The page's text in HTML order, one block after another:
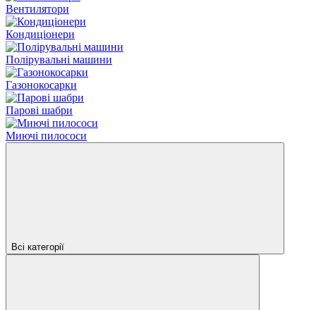
Вентилятори
Кондиціонери
Полірувальні машини
Газонокосарки
Парові шабри
Миючі пилососи
Всі категорії